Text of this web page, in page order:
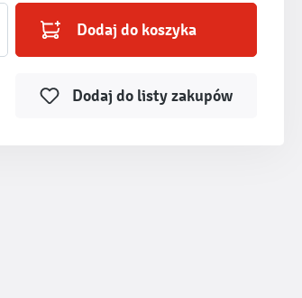
żądaną ilość lub użyj
Dodaj do koszyka
Dodaj do listy zakupów